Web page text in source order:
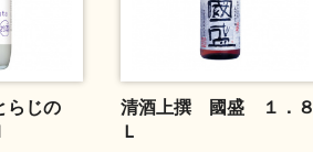
じの
清酒上撰 國盛 １．８
Ｌ